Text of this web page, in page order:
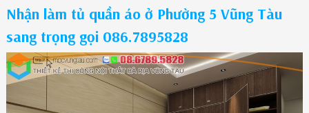
Nhận làm tủ quần áo ở Phường 5 Vũng Tàu
sang trọng gọi 086.7895828